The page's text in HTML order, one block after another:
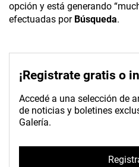
opción y está generando
efectuadas por Búsqueda.
¡Registrate gratis o
Accedé a una selección de
de noticias y boletines
Galería.